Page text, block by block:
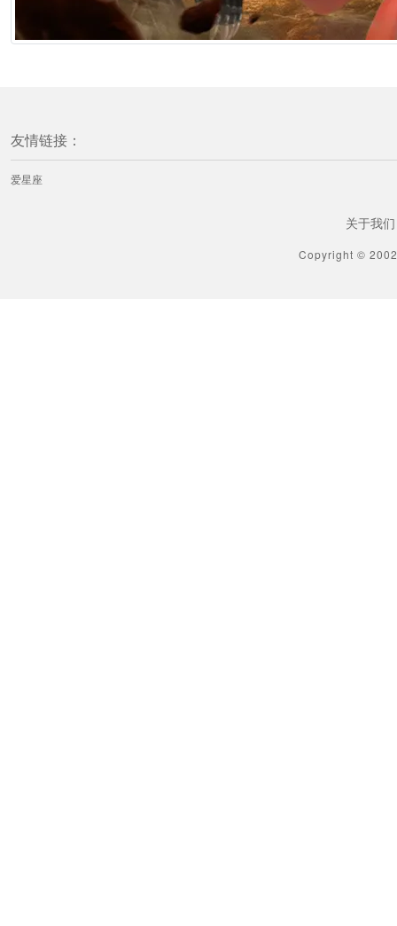
友情链接：
爱星座
关于我们
Copyright ©